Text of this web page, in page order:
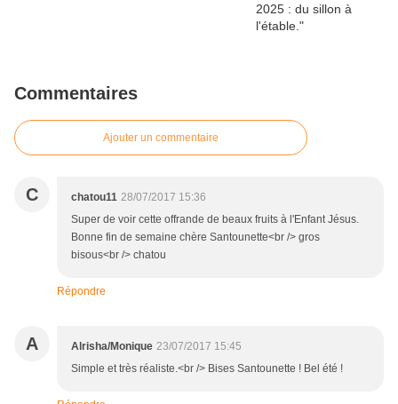
Commentaires
Ajouter un commentaire
C chatou11 28/07/2017 15:36
Super de voir cette offrande de beaux fruits à l'Enfant Jésus.
Bonne fin de semaine chère Santounette<br /> gros
bisous<br /> chatou
Répondre
A Alrisha/Monique 23/07/2017 15:45
Simple et très réaliste.<br /> Bises Santounette ! Bel été !